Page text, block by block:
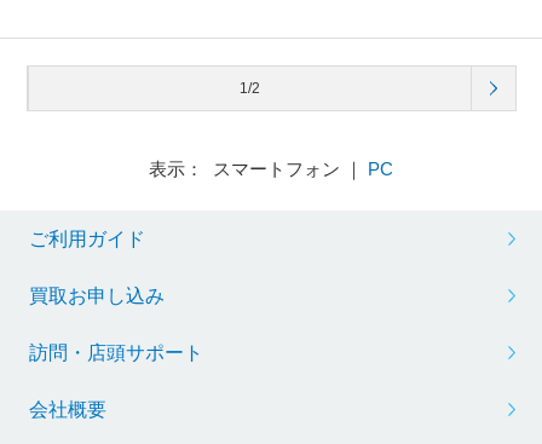
1/2
表示： スマートフォン ｜ PC
ご利用ガイド
買取お申し込み
訪問・店頭サポート
会社概要